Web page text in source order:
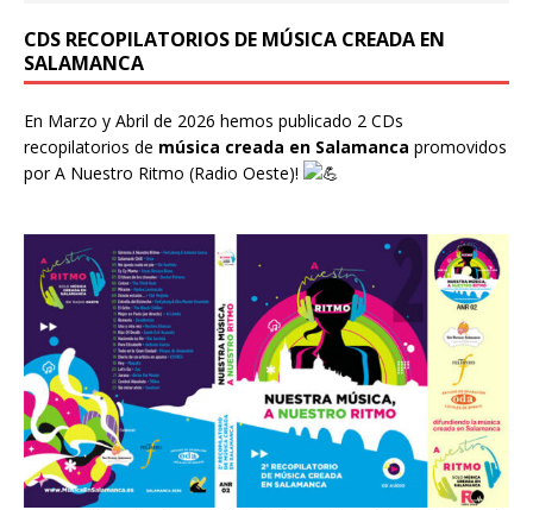
CDS RECOPILATORIOS DE MÚSICA CREADA EN
SALAMANCA
En Marzo y Abril de 2026 hemos publicado 2 CDs
recopilatorios de música creada en Salamanca promovidos
porA Nuestro Ritmo (Radio Oeste)!